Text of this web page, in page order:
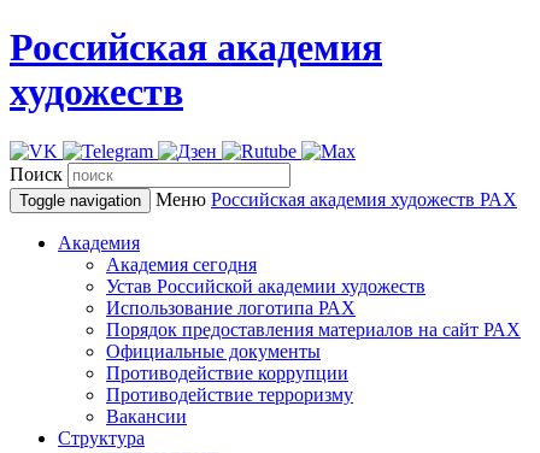
Российская академия
художеств
Поиск
Toggle navigation Меню Российская академия художеств РАХ
Академия
Академия сегодня
Устав Российской академии художеств
Использование логотипа РАХ
Порядок предоставления материалов на сайт РАХ
Официальные документы
Противодействие коррупции
Противодействие терроризму
Вакансии
Структура